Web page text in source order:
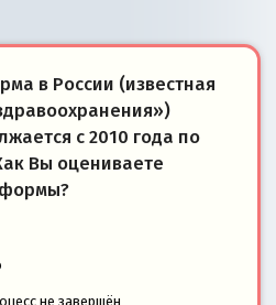
в России (известная
с 2010 года по
Вы оцениваете
не завершён